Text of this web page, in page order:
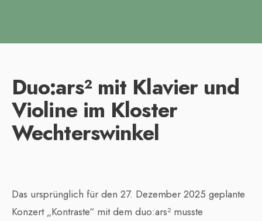
Duo:ars² mit Klavier und
Violine im Kloster
Wechterswinkel
Das ursprünglich für den 27. Dezember 2025 geplante
Konzert „Kontraste“ mit dem duo:ars² musste